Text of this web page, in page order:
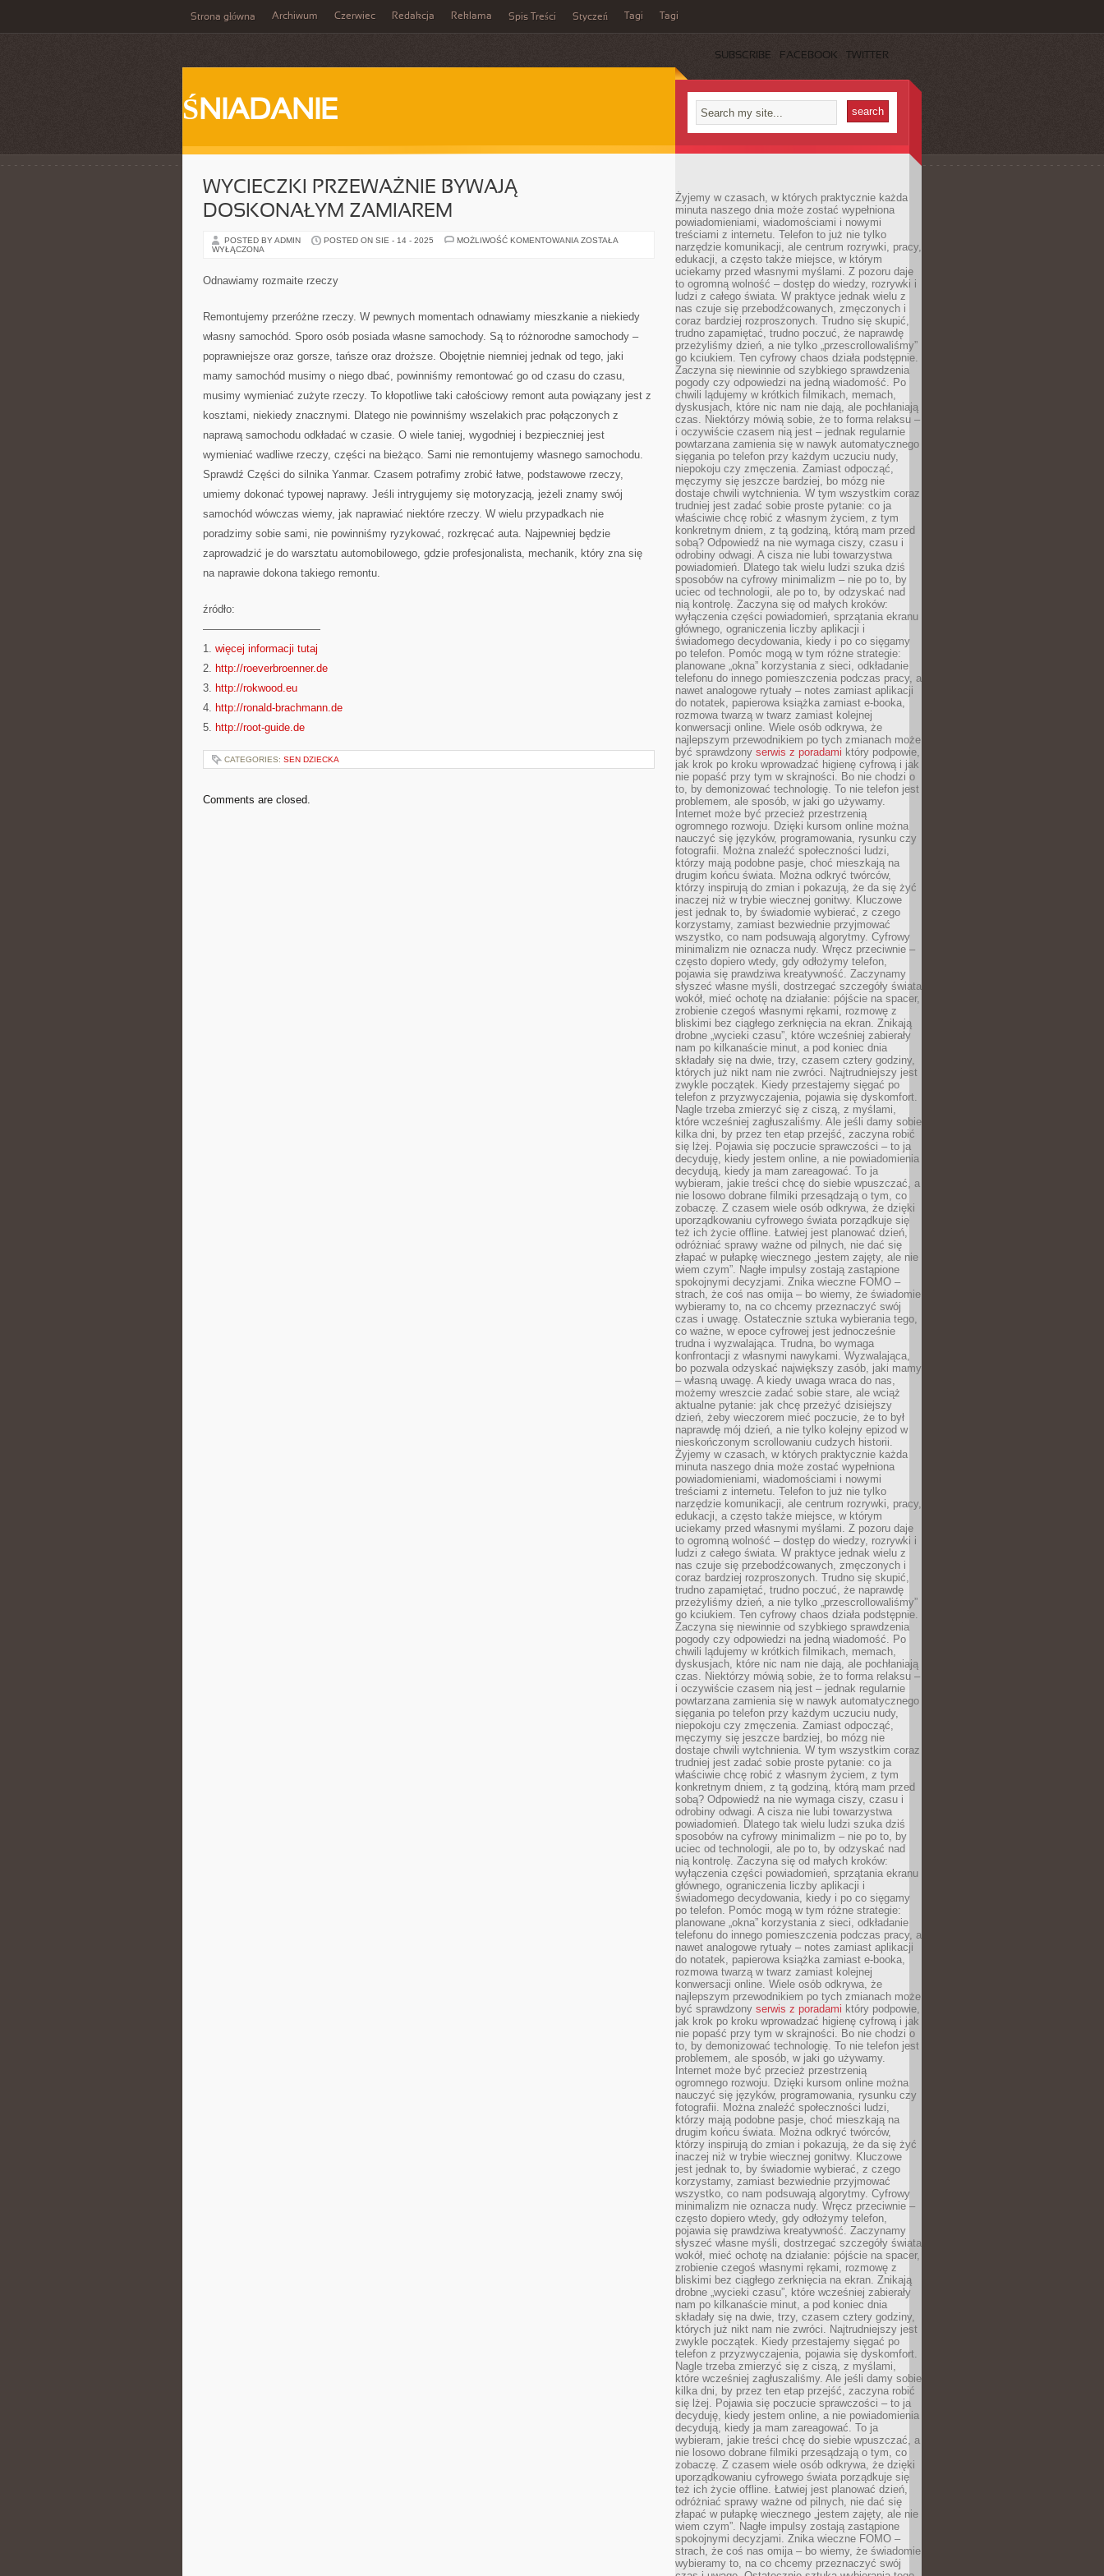
Strona główna Archiwum Czerwiec Redakcja Reklama Spis Treści Styczeń Tagi Tagi
SUBSCRIBE FACEBOOK TWITTER
ŚNIADANIE
WYCIECZKI PRZEWAŻNIE BYWAJĄ
DOSKONAŁYM ZAMIAREM
POSTED BY ADMIN POSTED ON SIE - 14 - 2025 MOŻLIWOŚĆ KOMENTOWANIA WYCIECZKI
ZOSTAŁA
WYŁĄCZONA
Odnawiamy rozmaite rzeczy
Remontujemy przeróżne rzeczy. W pewnych momentach odnawiamy mieszkanie a niekiedy
własny samochód. Sporo osób posiada własne samochody. Są to różnorodne samochody –
poprawniejsze oraz gorsze, tańsze oraz droższe. Obojętnie niemniej jednak od tego, jaki
mamy samochód musimy o niego dbać, powinniśmy remontować go od czasu do czasu,
musimy wymieniać zużyte rzeczy. To kłopotliwe taki całościowy remont auta powiązany jest z
kosztami, niekiedy znacznymi. Dlatego nie powinniśmy wszelakich prac połączonych z
naprawą samochodu odkładać w czasie. O wiele taniej, wygodniej i bezpieczniej jest
wymieniać wadliwe rzeczy, części na bieżąco. Sami nie remontujemy własnego samochodu.
Sprawdź Części do silnika Yanmar. Czasem potrafimy zrobić łatwe, podstawowe rzeczy,
umiemy dokonać typowej naprawy. Jeśli intrygujemy się motoryzacją, jeżeli znamy swój
samochód wówczas wiemy, jak naprawiać niektóre rzeczy. W wielu przypadkach nie
poradzimy sobie sami, nie powinniśmy ryzykować, rozkręcać auta. Najpewniej będzie
zaprowadzić je do warsztatu automobilowego, gdzie profesjonalista, mechanik, który zna się
na naprawie dokona takiego remontu.
źródło:
———————————
1. więcej informacji tutaj
2. http://roeverbroenner.de
3. http://rokwood.eu
4. http://ronald-brachmann.de
5. http://root-guide.de
CATEGORIES: SEN DZIECKA
Comments are closed.
Żyjemy w czasach, w których praktycznie każda
minuta naszego dnia może zostać wypełniona
powiadomieniami, wiadomościami i nowymi
treściami z internetu. Telefon to już nie tylko
narzędzie komunikacji, ale centrum rozrywki, pracy,
edukacji, a często także miejsce, w którym
uciekamy przed własnymi myślami. Z pozoru daje
to ogromną wolność – dostęp do wiedzy, rozrywki i
ludzi z całego świata. W praktyce jednak wielu z
nas czuje się przebodźcowanych, zmęczonych i
coraz bardziej rozproszonych. Trudno się skupić,
trudno zapamiętać, trudno poczuć, że naprawdę
przeżyliśmy dzień, a nie tylko „przescrollowaliśmy”
go kciukiem. Ten cyfrowy chaos działa podstępnie.
Zaczyna się niewinnie od szybkiego sprawdzenia
pogody czy odpowiedzi na jedną wiadomość. Po
chwili lądujemy w krótkich filmikach, memach,
dyskusjach, które nic nam nie dają, ale pochłaniają
czas. Niektórzy mówią sobie, że to forma relaksu –
i oczywiście czasem nią jest – jednak regularnie
powtarzana zamienia się w nawyk automatycznego
sięgania po telefon przy każdym uczuciu nudy,
niepokoju czy zmęczenia. Zamiast odpocząć,
męczymy się jeszcze bardziej, bo mózg nie
dostaje chwili wytchnienia. W tym wszystkim coraz
trudniej jest zadać sobie proste pytanie: co ja
właściwie chcę robić z własnym życiem, z tym
konkretnym dniem, z tą godziną, którą mam przed
sobą? Odpowiedź na nie wymaga ciszy, czasu i
odrobiny odwagi. A cisza nie lubi towarzystwa
powiadomień. Dlatego tak wielu ludzi szuka dziś
sposobów na cyfrowy minimalizm – nie po to, by
uciec od technologii, ale po to, by odzyskać nad
nią kontrolę. Zaczyna się od małych kroków:
wyłączenia części powiadomień, sprzątania ekranu
głównego, ograniczenia liczby aplikacji i
świadomego decydowania, kiedy i po co sięgamy
po telefon. Pomóc mogą w tym różne strategie:
planowane „okna” korzystania z sieci, odkładanie
telefonu do innego pomieszczenia podczas pracy, a
nawet analogowe rytuały – notes zamiast aplikacji
do notatek, papierowa książka zamiast e-booka,
rozmowa twarzą w twarz zamiast kolejnej
konwersacji online. Wiele osób odkrywa, że
najlepszym przewodnikiem po tych zmianach może
być sprawdzony serwis z poradami który podpowie,
jak krok po kroku wprowadzać higienę cyfrową i jak
nie popaść przy tym w skrajności. Bo nie chodzi o
to, by demonizować technologię. To nie telefon jest
problemem, ale sposób, w jaki go używamy.
Internet może być przecież przestrzenią
ogromnego rozwoju. Dzięki kursom online można
nauczyć się języków, programowania, rysunku czy
fotografii. Można znaleźć społeczności ludzi,
którzy mają podobne pasje, choć mieszkają na
drugim końcu świata. Można odkryć twórców,
którzy inspirują do zmian i pokazują, że da się żyć
inaczej niż w trybie wiecznej gonitwy. Kluczowe
jest jednak to, by świadomie wybierać, z czego
korzystamy, zamiast bezwiednie przyjmować
wszystko, co nam podsuwają algorytmy. Cyfrowy
minimalizm nie oznacza nudy. Wręcz przeciwnie –
często dopiero wtedy, gdy odłożymy telefon,
pojawia się prawdziwa kreatywność. Zaczynamy
słyszeć własne myśli, dostrzegać szczegóły świata
wokół, mieć ochotę na działanie: pójście na spacer,
zrobienie czegoś własnymi rękami, rozmowę z
bliskimi bez ciągłego zerknięcia na ekran. Znikają
drobne „wycieki czasu”, które wcześniej zabierały
nam po kilkanaście minut, a pod koniec dnia
składały się na dwie, trzy, czasem cztery godziny,
których już nikt nam nie zwróci. Najtrudniejszy jest
zwykle początek. Kiedy przestajemy sięgać po
telefon z przyzwyczajenia, pojawia się dyskomfort.
Nagle trzeba zmierzyć się z ciszą, z myślami,
które wcześniej zagłuszaliśmy. Ale jeśli damy sobie
kilka dni, by przez ten etap przejść, zaczyna robić
się lżej. Pojawia się poczucie sprawczości – to ja
decyduję, kiedy jestem online, a nie powiadomienia
decydują, kiedy ja mam zareagować. To ja
wybieram, jakie treści chcę do siebie wpuszczać, a
nie losowo dobrane filmiki przesądzają o tym, co
zobaczę. Z czasem wiele osób odkrywa, że dzięki
uporządkowaniu cyfrowego świata porządkuje się
też ich życie offline. Łatwiej jest planować dzień,
odróżniać sprawy ważne od pilnych, nie dać się
złapać w pułapkę wiecznego „jestem zajęty, ale nie
wiem czym”. Nagłe impulsy zostają zastąpione
spokojnymi decyzjami. Znika wieczne FOMO –
strach, że coś nas omija – bo wiemy, że świadomie
wybieramy to, na co chcemy przeznaczyć swój
czas i uwagę. Ostatecznie sztuka wybierania tego,
co ważne, w epoce cyfrowej jest jednocześnie
trudna i wyzwalająca. Trudna, bo wymaga
konfrontacji z własnymi nawykami. Wyzwalająca,
bo pozwala odzyskać największy zasób, jaki mamy
– własną uwagę. A kiedy uwaga wraca do nas,
możemy wreszcie zadać sobie stare, ale wciąż
aktualne pytanie: jak chcę przeżyć dzisiejszy
dzień, żeby wieczorem mieć poczucie, że to był
naprawdę mój dzień, a nie tylko kolejny epizod w
nieskończonym scrollowaniu cudzych historii.
Żyjemy w czasach, w których praktycznie każda
minuta naszego dnia może zostać wypełniona
powiadomieniami, wiadomościami i nowymi
treściami z internetu. Telefon to już nie tylko
narzędzie komunikacji, ale centrum rozrywki, pracy,
edukacji, a często także miejsce, w którym
uciekamy przed własnymi myślami. Z pozoru daje
to ogromną wolność – dostęp do wiedzy, rozrywki i
ludzi z całego świata. W praktyce jednak wielu z
nas czuje się przebodźcowanych, zmęczonych i
coraz bardziej rozproszonych. Trudno się skupić,
trudno zapamiętać, trudno poczuć, że naprawdę
przeżyliśmy dzień, a nie tylko „przescrollowaliśmy”
go kciukiem. Ten cyfrowy chaos działa podstępnie.
Zaczyna się niewinnie od szybkiego sprawdzenia
pogody czy odpowiedzi na jedną wiadomość. Po
chwili lądujemy w krótkich filmikach, memach,
dyskusjach, które nic nam nie dają, ale pochłaniają
czas. Niektórzy mówią sobie, że to forma relaksu –
i oczywiście czasem nią jest – jednak regularnie
powtarzana zamienia się w nawyk automatycznego
sięgania po telefon przy każdym uczuciu nudy,
niepokoju czy zmęczenia. Zamiast odpocząć,
męczymy się jeszcze bardziej, bo mózg nie
dostaje chwili wytchnienia. W tym wszystkim coraz
trudniej jest zadać sobie proste pytanie: co ja
właściwie chcę robić z własnym życiem, z tym
konkretnym dniem, z tą godziną, którą mam przed
sobą? Odpowiedź na nie wymaga ciszy, czasu i
odrobiny odwagi. A cisza nie lubi towarzystwa
powiadomień. Dlatego tak wielu ludzi szuka dziś
sposobów na cyfrowy minimalizm – nie po to, by
uciec od technologii, ale po to, by odzyskać nad
nią kontrolę. Zaczyna się od małych kroków:
wyłączenia części powiadomień, sprzątania ekranu
głównego, ograniczenia liczby aplikacji i
świadomego decydowania, kiedy i po co sięgamy
po telefon. Pomóc mogą w tym różne strategie:
planowane „okna” korzystania z sieci, odkładanie
telefonu do innego pomieszczenia podczas pracy, a
nawet analogowe rytuały – notes zamiast aplikacji
do notatek, papierowa książka zamiast e-booka,
rozmowa twarzą w twarz zamiast kolejnej
konwersacji online. Wiele osób odkrywa, że
najlepszym przewodnikiem po tych zmianach może
być sprawdzony serwis z poradami który podpowie,
jak krok po kroku wprowadzać higienę cyfrową i jak
nie popaść przy tym w skrajności. Bo nie chodzi o
to, by demonizować technologię. To nie telefon jest
problemem, ale sposób, w jaki go używamy.
Internet może być przecież przestrzenią
ogromnego rozwoju. Dzięki kursom online można
nauczyć się języków, programowania, rysunku czy
fotografii. Można znaleźć społeczności ludzi,
którzy mają podobne pasje, choć mieszkają na
drugim końcu świata. Można odkryć twórców,
którzy inspirują do zmian i pokazują, że da się żyć
inaczej niż w trybie wiecznej gonitwy. Kluczowe
jest jednak to, by świadomie wybierać, z czego
korzystamy, zamiast bezwiednie przyjmować
wszystko, co nam podsuwają algorytmy. Cyfrowy
minimalizm nie oznacza nudy. Wręcz przeciwnie –
często dopiero wtedy, gdy odłożymy telefon,
pojawia się prawdziwa kreatywność. Zaczynamy
słyszeć własne myśli, dostrzegać szczegóły świata
wokół, mieć ochotę na działanie: pójście na spacer,
zrobienie czegoś własnymi rękami, rozmowę z
bliskimi bez ciągłego zerknięcia na ekran. Znikają
drobne „wycieki czasu”, które wcześniej zabierały
nam po kilkanaście minut, a pod koniec dnia
składały się na dwie, trzy, czasem cztery godziny,
których już nikt nam nie zwróci. Najtrudniejszy jest
zwykle początek. Kiedy przestajemy sięgać po
telefon z przyzwyczajenia, pojawia się dyskomfort.
Nagle trzeba zmierzyć się z ciszą, z myślami,
które wcześniej zagłuszaliśmy. Ale jeśli damy sobie
kilka dni, by przez ten etap przejść, zaczyna robić
się lżej. Pojawia się poczucie sprawczości – to ja
decyduję, kiedy jestem online, a nie powiadomienia
decydują, kiedy ja mam zareagować. To ja
wybieram, jakie treści chcę do siebie wpuszczać, a
nie losowo dobrane filmiki przesądzają o tym, co
zobaczę. Z czasem wiele osób odkrywa, że dzięki
uporządkowaniu cyfrowego świata porządkuje się
też ich życie offline. Łatwiej jest planować dzień,
odróżniać sprawy ważne od pilnych, nie dać się
złapać w pułapkę wiecznego „jestem zajęty, ale nie
wiem czym”. Nagłe impulsy zostają zastąpione
spokojnymi decyzjami. Znika wieczne FOMO –
strach, że coś nas omija – bo wiemy, że świadomie
wybieramy to, na co chcemy przeznaczyć swój